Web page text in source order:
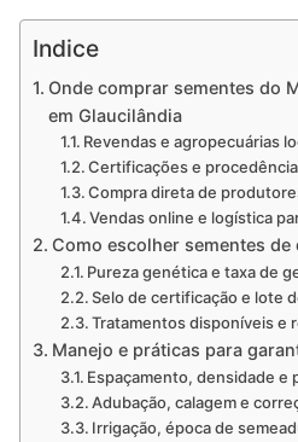
Indice
Onde comprar sementes do
em Glaucilândia
Revendas e agropecuárias
Certificações e
Compra direta de
Vendas online e logística
Como escolher sementes de
Pureza genética e taxa de
Selo de certificação e lote
Tratamentos disponíveis e
Manejo e práticas para
Espaçamento, densidade e
Adubação, calagem e
Irrigação, época de